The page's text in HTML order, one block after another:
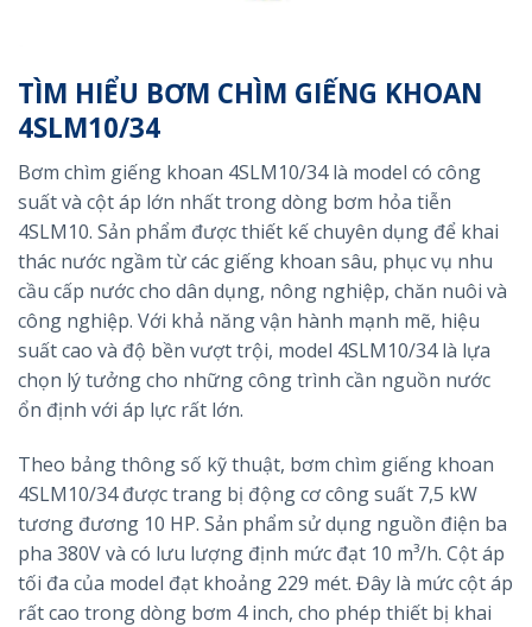
TÌM HIỂU BƠM CHÌM GIẾNG KHOAN
4SLM10/34
Bơm chìm giếng khoan 4SLM10/34 là model có công
suất và cột áp lớn nhất trong dòng bơm hỏa tiễn
4SLM10. Sản phẩm được thiết kế chuyên dụng để khai
thác nước ngầm từ các giếng khoan sâu, phục vụ nhu
cầu cấp nước cho dân dụng, nông nghiệp, chăn nuôi và
công nghiệp. Với khả năng vận hành mạnh mẽ, hiệu
suất cao và độ bền vượt trội, model 4SLM10/34 là lựa
chọn lý tưởng cho những công trình cần nguồn nước
ổn định với áp lực rất lớn.
Theo bảng thông số kỹ thuật, bơm chìm giếng khoan
4SLM10/34 được trang bị động cơ công suất 7,5 kW
tương đương 10 HP. Sản phẩm sử dụng nguồn điện ba
pha 380V và có lưu lượng định mức đạt 10 m³/h. Cột áp
tối đa của model đạt khoảng 229 mét. Đây là mức cột áp
rất cao trong dòng bơm 4 inch, cho phép thiết bị khai